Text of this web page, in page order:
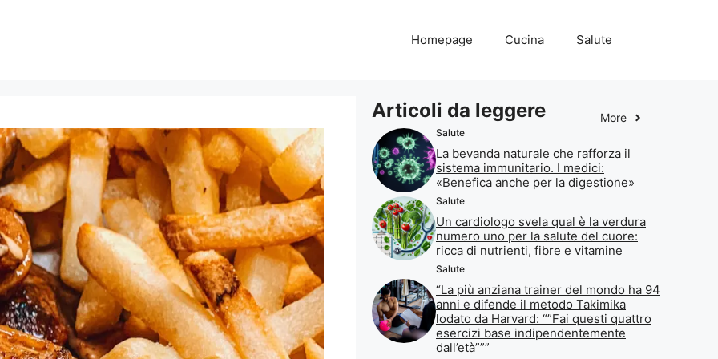
Homepage Cucina Salute
Articoli da leggere More
Salute
La bevanda naturale che rafforza il
sistema immunitario. I medici:
«Benefica anche per la digestione»
Salute
Un cardiologo svela qual è la verdura
numero uno per la salute del cuore:
ricca di nutrienti, fibre e vitamine
Salute
“La più anziana trainer del mondo ha 94
anni e difende il metodo Takimika
lodato da Harvard: “”Fai questi quattro
esercizi base indipendentemente
dall’età”””